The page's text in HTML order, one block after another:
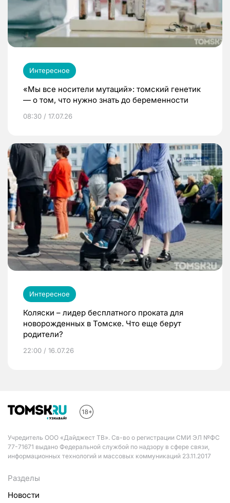
Интересное
«Мы все носители мутаций»: томский генетик
— о том, что нужно знать до беременности
08:30 / 17.07.26
Интересное
Коляски – лидер бесплатного проката для
новорожденных в Томске. Что еще берут
родители?
22:00 / 16.07.26
Учредитель ООО «Дайджест ТВ». Св-во о регистрации СМИ ЭЛ №ФС
77-71671 выдано Федеральной службой по надзору в сфере связи,
информационных технологий и массовых коммуникаций 23.11.2017
Разделы
Новости